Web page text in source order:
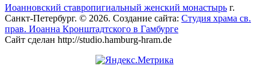
Иоанновский ставропигиальный женский монастырь г.
Санкт-Петербург. © 2026. Создание сайта: Студия храма св.
прав. Иоанна Кронштадтского в Гамбурге
Сайт сделан http://studio.hamburg-hram.de